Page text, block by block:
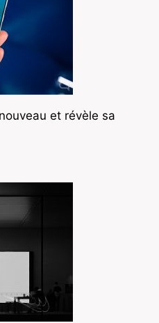
et révèle sa